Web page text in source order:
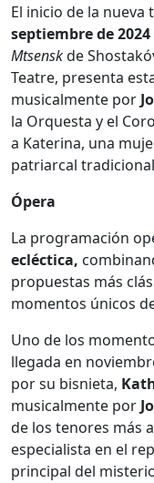
El inicio de la nueva
septiembre de 2024
Mtsenskde
Teatre, presenta
musicalmente por
la Orquesta y el
a Katerina, una
patriarcal
Ópera
La programación
ecléctica,
propuestas más
momentos únicos
Uno de los
llegada en
por su bisnieta,
musicalmente por
de los tenores más
especialista en el
principal del